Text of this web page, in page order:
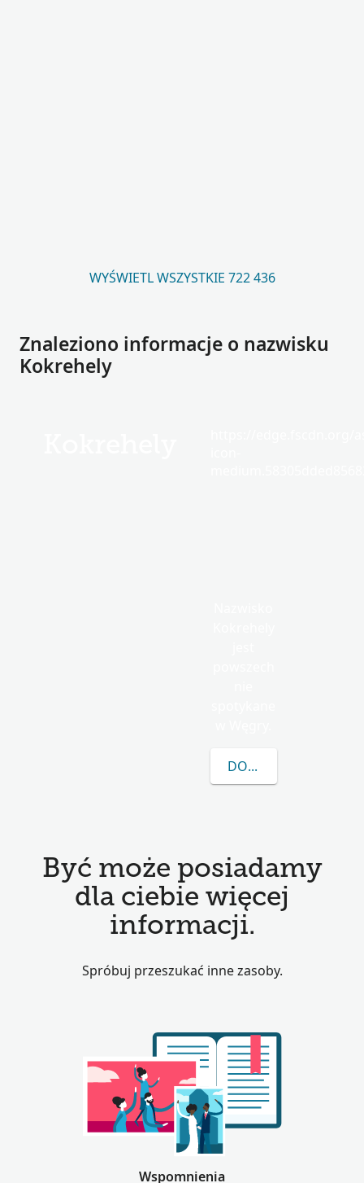
WYŚWIETL WSZYSTKIE 722 436
Znaleziono informacje o nazwisku
Kokrehely
DOWIEDZ SIĘ WIĘCEJ
Być może posiadamy
dla ciebie więcej
informacji.
Spróbuj przeszukać inne zasoby.
Wspomnienia